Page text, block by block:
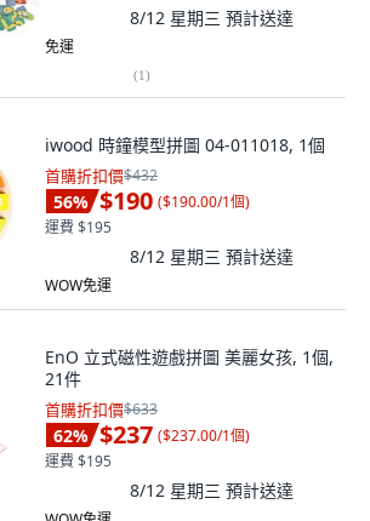
8/12 星期三 預計送達
免運
(1)
iwood 時鐘模型拼圖 04-011018, 1個
首購折扣價$432
56% $190 ($190.00/1個)
運費 $195
8/12 星期三 預計送達
WOW免運
EnO 立式磁性遊戲拼圖 美麗女孩, 1個,
21件
首購折扣價$633
62% $237 ($237.00/1個)
運費 $195
8/12 星期三 預計送達